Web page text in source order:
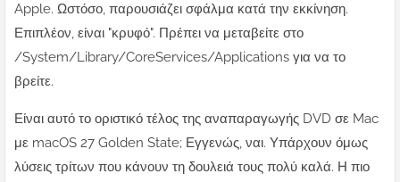
Apple. Ωστόσο, παρουσιάζει σφάλμα κατά την εκκίνηση.
Επιπλέον, είναι "κρυφό". Πρέπει να μεταβείτε στο
/System/Library/CoreServices/Applications για να το
βρείτε.
Είναι αυτό το οριστικό τέλος της αναπαραγωγής DVD σε Mac
με macOS 27 Golden State; Εγγενώς, ναι. Υπάρχουν όμως
λύσεις τρίτων που κάνουν τη δουλειά τους πολύ καλά. Η πιο